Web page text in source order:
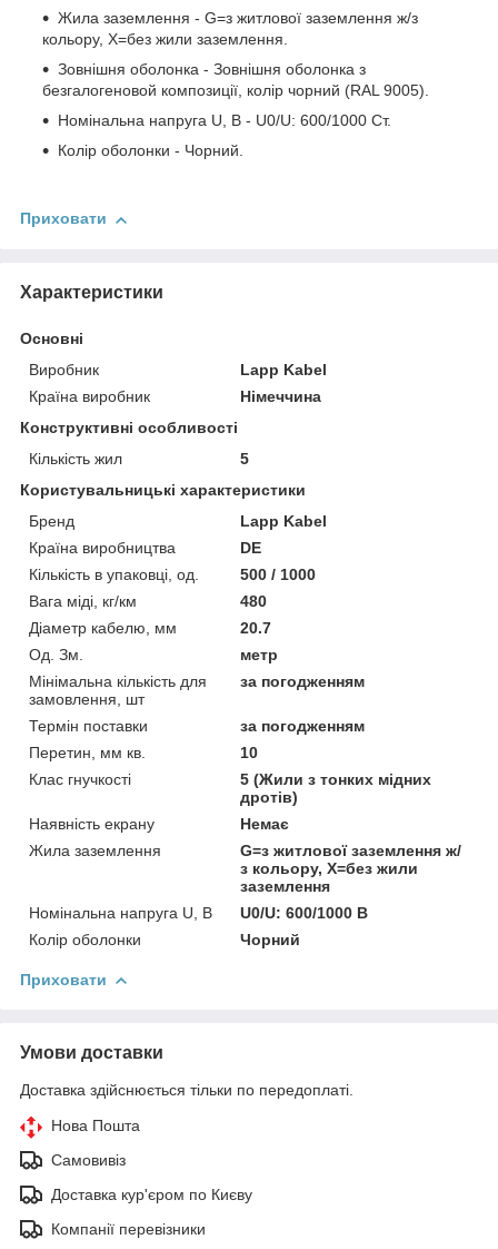
Жила заземлення - G=з житлової заземлення ж/з
кольору, Х=без жили заземлення.
Зовнішня оболонка - Зовнішня оболонка з
безгалогеновой композиції, колір чорний (RAL 9005).
Номінальна напруга U, В - U0/U: 600/1000 Ст.
Колір оболонки - Чорний.
Приховати
Характеристики
Основні
Виробник
Lapp Kabel
Країна виробник
Німеччина
Конструктивні особливості
Кількість жил
5
Користувальницькі характеристики
Бренд
Lapp Kabel
Країна виробництва
DE
Кількість в упаковці, од.
500 / 1000
Вага міді, кг/км
480
Діаметр кабелю, мм
20.7
Од. Зм.
метр
Мінімальна кількість для
замовлення, шт
за погодженням
Термін поставки
за погодженням
Перетин, мм кв.
10
Клас гнучкості
5 (Жили з тонких мідних
дротів)
Наявність екрану
Немає
Жила заземлення
G=з житлової заземлення ж/
з кольору, Х=без жили
заземлення
Номінальна напруга U, В
U0/U: 600/1000 В
Колір оболонки
Чорний
Приховати
Умови доставки
Доставка здійснюється тільки по передоплаті.
Нова Пошта
Самовивіз
Доставка кур'єром по Києву
Компанії перевізники